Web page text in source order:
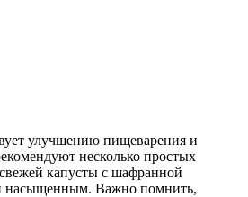
улучшению пищеварения и
несколько простых
капусты с шафранной
насыщенным. Важно помнить,